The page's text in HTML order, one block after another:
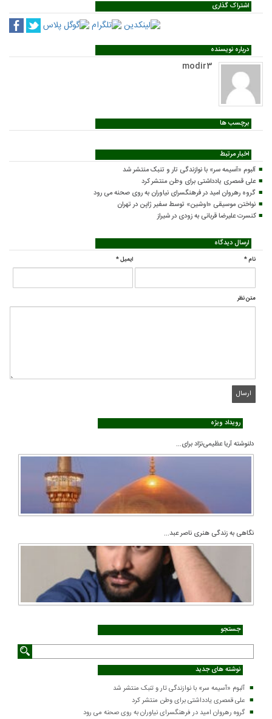
اشتراک گذاری
درباره نویسنده
modir3
برچسب ها
اخبار مرتبط
آلبوم «آسیمه سر» با نوازندگی تار و تنبک منتشر شد
علی قمصری یادداشتی برای وطن منتشر کرد
گروه رهروان امید در فرهنگسرای نیاوران به روی صحنه می رود
نواختن موسیقی «اوشین» توسط سفیر ژاپن در تهران
کنسرت علیرضا قربانی به زودی در شیراز
ارسال دیدگاه
نام* ایمیل*
متن نظر
رویداد ویژه
دلنوشته آریا عظیمی‌نژاد برای...
نگاهی به زندگی هنری ناصر عبد...
جستجو
نوشته های جدید
آلبوم «آسیمه سر» با نوازندگی تار و تنبک منتشر شد
علی قمصری یادداشتی برای وطن منتشر کرد
گروه رهروان امید در فرهنگسرای نیاوران به روی صحنه می رود